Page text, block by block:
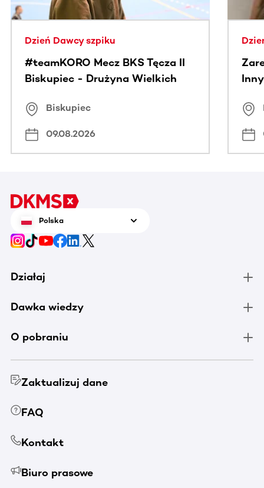
Dzień Dawcy szpiku
#teamKORO Mecz BKS Tęcza II
Biskupiec - Drużyna Wielkich
Biskupiec
09.08.2026
Polska
Działaj
Dawka wiedzy
O pobraniu
Zaktualizuj dane
FAQ
Kontakt
Biuro prasowe